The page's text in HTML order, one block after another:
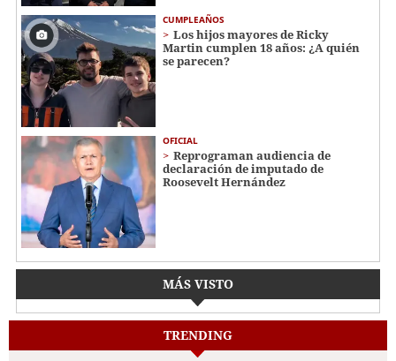
CUMPLEAÑOS
Los hijos mayores de Ricky
Martin cumplen 18 años: ¿A quién
se parecen?
OFICIAL
Reprograman audiencia de
declaración de imputado de
Roosevelt Hernández
MÁS VISTO
TRENDING